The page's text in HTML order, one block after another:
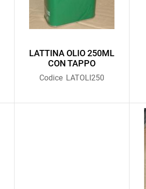
LATTINA OLIO 250ML
CON TAPPO
Codice LATOLI250